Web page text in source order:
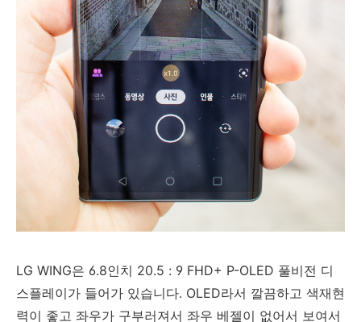
LG WING은 6.8인치 20.5 : 9 FHD+ P-OLED 풀비전 디
스플레이가 들어가 있습니다. OLED라서 깔끔하고 색재현
력이 좋고 좌우가 구부러져서 좌우 베젤이 없어서 보여서